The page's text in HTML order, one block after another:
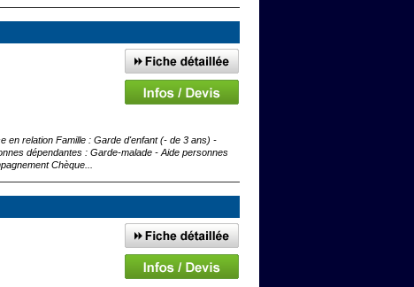
en relation Famille : Garde d'enfant (- de 3 ans) -
dépendantes : Garde-malade - Aide personnes
Chèque...